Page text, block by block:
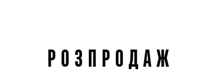
РозпродажРОЗПРОДАЖ